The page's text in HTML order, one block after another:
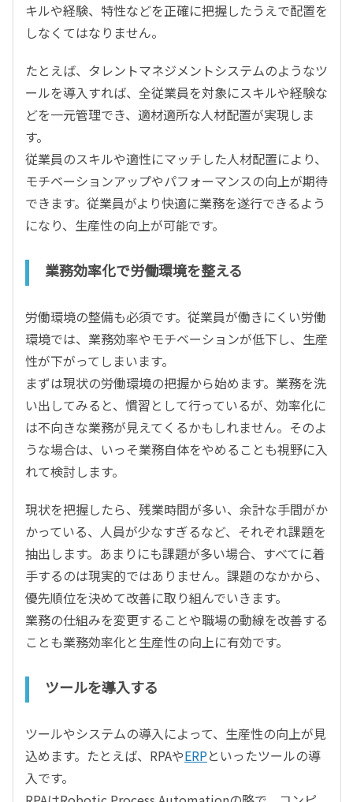
キルや経験、特性などを正確に把握したうえで配置を
しなくてはなりません。
たとえば、タレントマネジメントシステムのようなツ
ールを導入すれば、全従業員を対象にスキルや経験な
どを一元管理でき、適材適所な人材配置が実現しま
す。
従業員のスキルや適性にマッチした人材配置により、
モチベーションアップやパフォーマンスの向上が期待
できます。従業員がより快適に業務を遂行できるよう
になり、生産性の向上が可能です。
業務効率化で労働環境を整える
労働環境の整備も必須です。従業員が働きにくい労働
環境では、業務効率やモチベーションが低下し、生産
性が下がってしまいます。
まずは現状の労働環境の把握から始めます。業務を洗
い出してみると、慣習として行っているが、効率化に
は不向きな業務が見えてくるかもしれません。そのよ
うな場合は、いっそ業務自体をやめることも視野に入
れて検討します。
現状を把握したら、残業時間が多い、余計な手間がか
かっている、人員が少なすぎるなど、それぞれ課題を
抽出します。あまりにも課題が多い場合、すべてに着
手するのは現実的ではありません。課題のなかから、
優先順位を決めて改善に取り組んでいきます。
業務の仕組みを変更することや職場の動線を改善する
ことも業務効率化と生産性の向上に有効です。
ツールを導入する
ツールやシステムの導入によって、生産性の向上が見
込めます。たとえば、RPAやERPといったツールの導
入です。